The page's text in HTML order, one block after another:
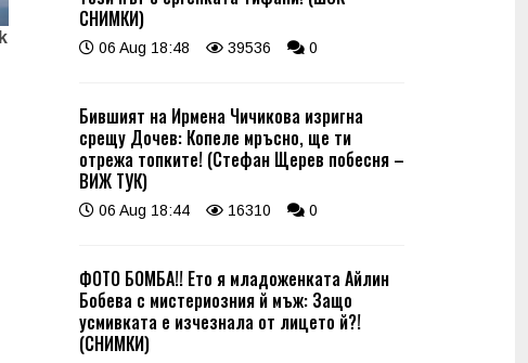
СНИМКИ)
06 Aug 18:48 39536 0
Бившият на Ирмена Чичикова изригна
срещу Дочев: Копеле мръсно, ще ти
отрежа топките! (Стефан Щерев побесня –
ВИЖ ТУК)
06 Aug 18:44 16310 0
ФОТО БОМБА!! Ето я младоженката Айлин
Бобева с мистериозния й мъж: Защо
усмивката е изчезнала от лицето й?!
(СНИМКИ)